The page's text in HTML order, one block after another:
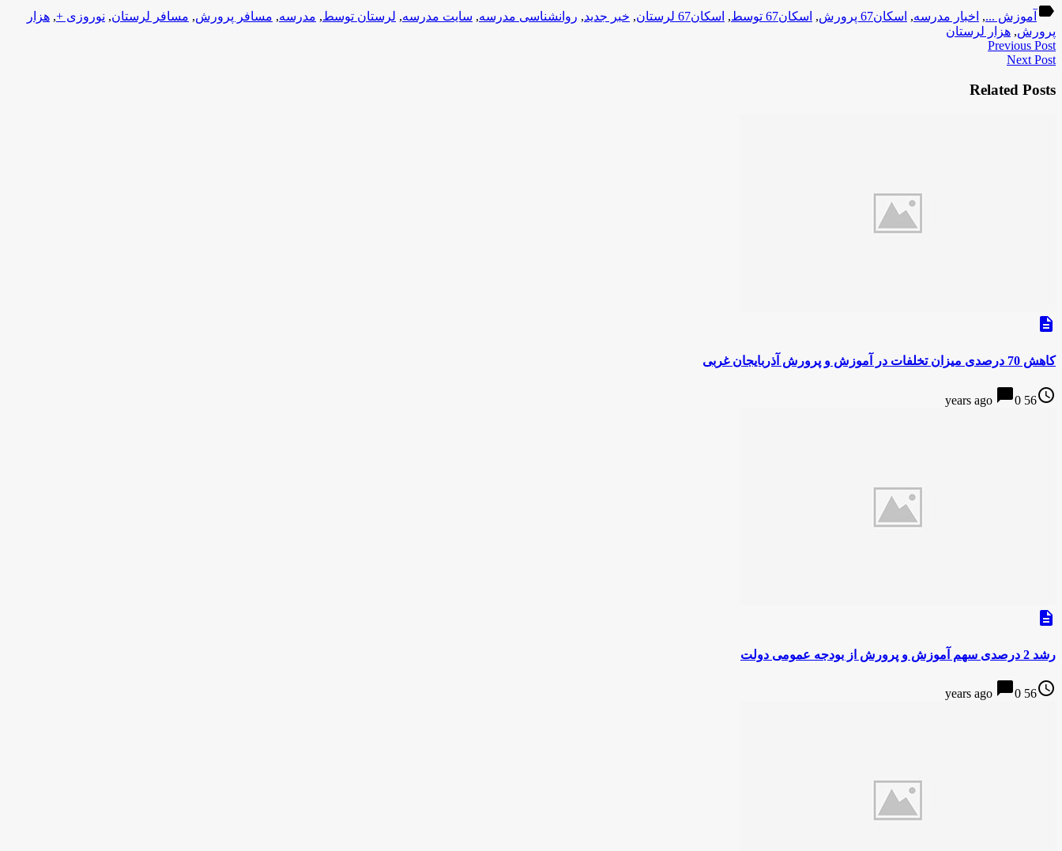
label آموزش ..., اخبار مدرسه, اسکان67 پرورش , اسکان67 توسط , اسکان67 لرستان , خبر جدید, روانشناسی مدرسه, سایت مدرسه, لرستان توسط, مدرسه, مسافر پرورش, مسافر لرستان, نوروزی +, هزار
پرورش, هزار لرستان
Previous Post
Next Post
Related Posts
description
کاهش 70 درصدی میزان تخلفات در آموزش و پرورش آذربایجان غربی
access_time
56 years ago
chat_bubble0
description
رشد 2 درصدی سهم آموزش و پرورش از بودجه عمومی دولت
access_time
56 years ago
chat_bubble0